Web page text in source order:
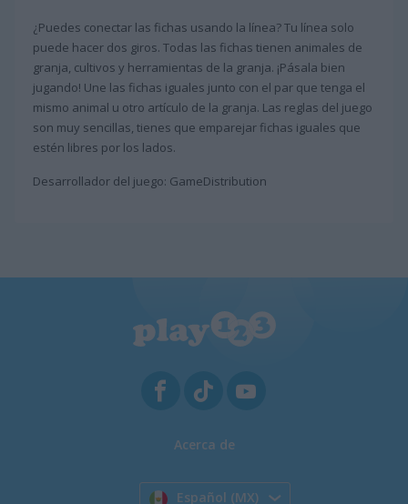
¿Puedes conectar las fichas usando la línea? Tu línea solo
puede hacer dos giros. Todas las fichas tienen animales de
granja, cultivos y herramientas de la granja. ¡Pásala bien
jugando! Une las fichas iguales junto con el par que tenga el
mismo animal u otro artículo de la granja. Las reglas del juego
son muy sencillas, tienes que emparejar fichas iguales que
estén libres por los lados.
Desarrollador del juego: GameDistribution
Acerca de
Español (MX)